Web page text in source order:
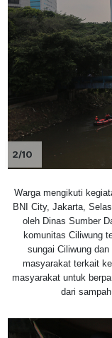
2/10
Warga mengikuti
BNI City, Jakarta,
oleh Dinas Sumber
komunitas Ciliwung
sungai Ciliwung
masyarakat terkait
masyarakat untuk
dari